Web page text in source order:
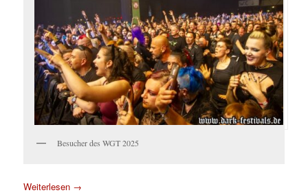
Besucher des WGT 2025
Weiterlesen →